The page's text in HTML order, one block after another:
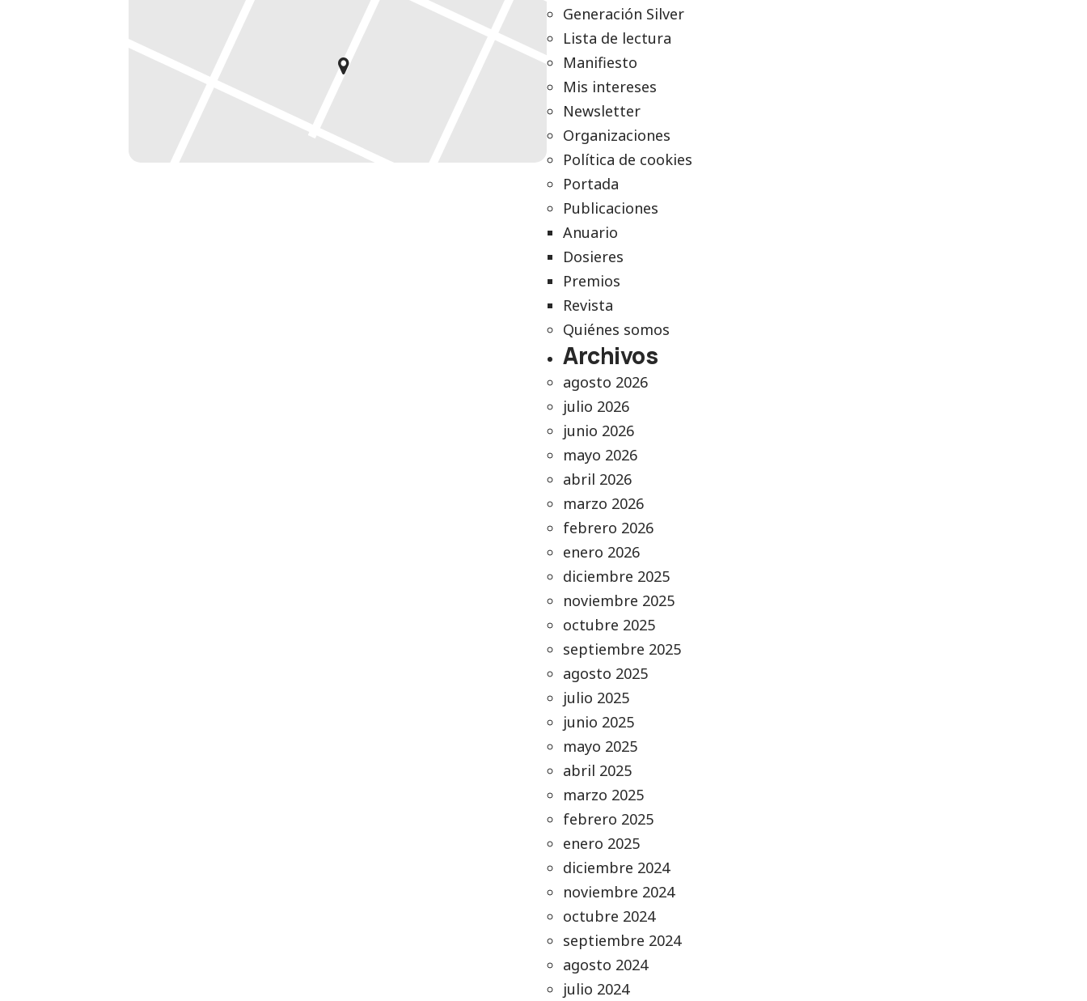
Generación Silver
Lista de lectura
Manifiesto
Mis intereses
Newsletter
Organizaciones
Política de cookies
Portada
Publicaciones
Anuario
Dosieres
Premios
Revista
Quiénes somos
Archivos
agosto 2026
julio 2026
junio 2026
mayo 2026
abril 2026
marzo 2026
febrero 2026
enero 2026
diciembre 2025
noviembre 2025
octubre 2025
septiembre 2025
agosto 2025
julio 2025
junio 2025
mayo 2025
abril 2025
marzo 2025
febrero 2025
enero 2025
diciembre 2024
noviembre 2024
octubre 2024
septiembre 2024
agosto 2024
julio 2024